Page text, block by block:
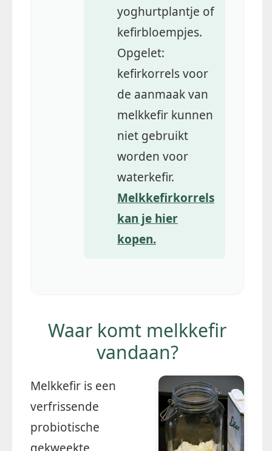
yoghurtplantje of
kefirbloempjes.
Opgelet:
kefirkorrels voor
de aanmaak van
melkkefir kunnen
niet gebruikt
worden voor
waterkefir.
Melkkefirkorrels
kan je hier
kopen.
Waar komt melkkefir
vandaan?
Melkkefir is een
verfrissende
probiotische
gekweekte